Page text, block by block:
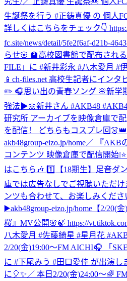
生誕祭を行う #正鋳真優 の 個人
詳しくはこちらをチェック👇
fc.site/news/detail/5fe2f6af-d21b-
らせ🌸 🏫高校図書館で配布され
FILE」に #新井彩永 #八木愛月 #
📱ch-files.net 高校生記者にイン
✏️ 🎧思い出の青春ソング 🌸新
強法▶︎🌼新井さん #AKB48
研究所 アーカイブを映像倉庫で配
を配信！ どちらもコスプレ回
akb48group-eizo.jp/home／ 『AKB
コンテンツ 映像倉庫で配信開始
はこちら🎶 1️⃣【18期生】足音ダ
庫では広告なしでご視聴いただ
ンツも合わせて、お楽しみくだ
▶️akb48group-eizo.jp/home 【2/20(
桜』MV公開🌸🍃 https://
八木愛月 #佐藤綺星 #星月花
2/20(金)19:00～FM AICHI🎧 「
に #下尾みう #田口愛佳 が出演
に🎈✨ ／ 本日2/20(金)24:00～🌈